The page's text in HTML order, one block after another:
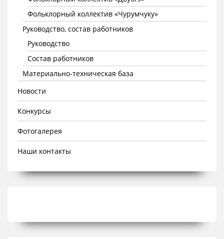
Фольклорный коллектив «Чурумчуку»
Руководство, состав работников
Руководство
Состав работников
Материально-техническая база
Новости
Конкурсы
Фотогалерея
Наши контакты